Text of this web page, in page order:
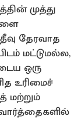
முத்து
தேரவாத
மட்டுமல்ல,
ஒரு
உரிமைச்
மற்றும்